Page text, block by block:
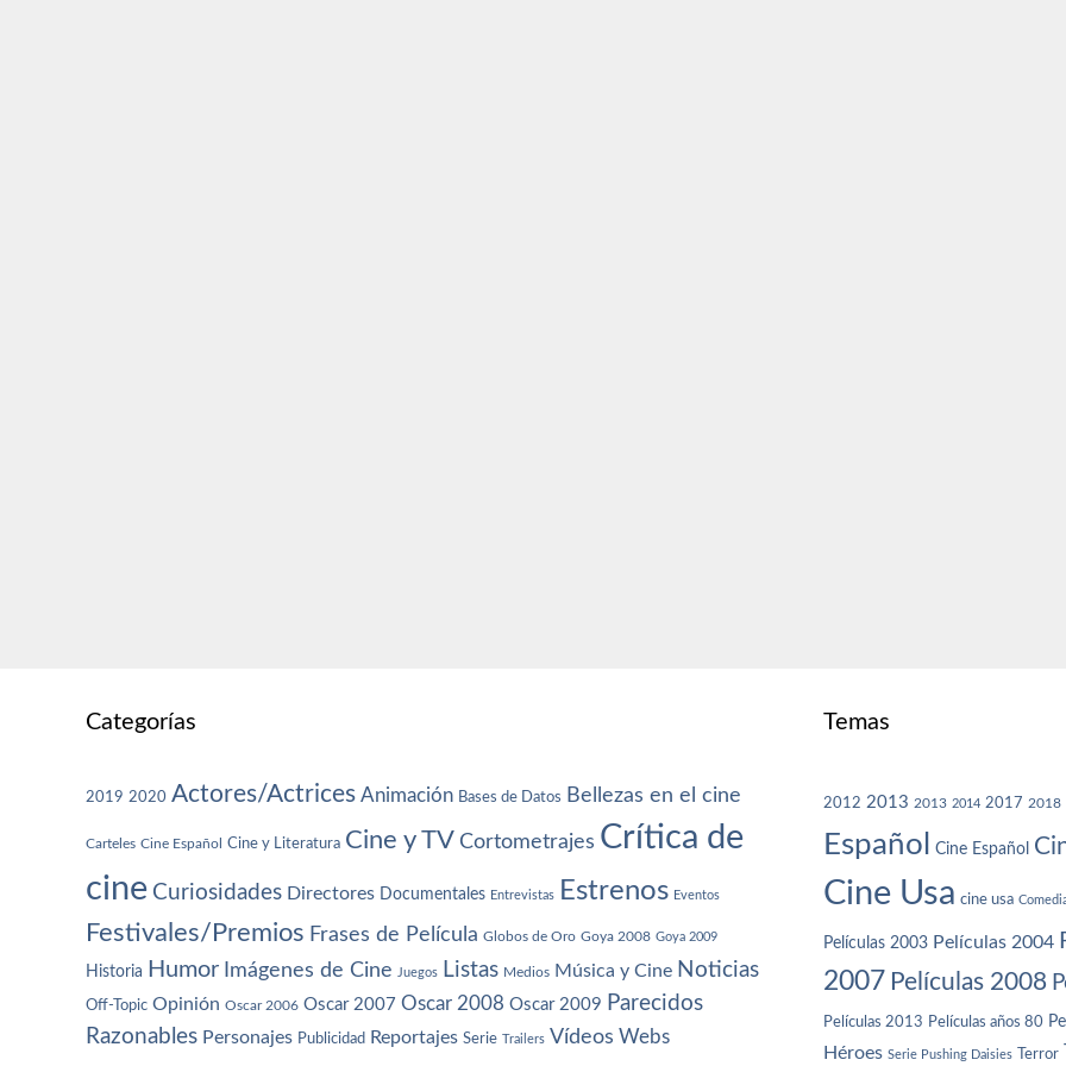
Categorías
2019 2020 Actores/Actrices Animación Bases de Datos Bellezas en el cine
Carteles Cine Español Cine y Literatura Cine y TV Cortometrajes Crítica de
cine Curiosidades Directores Documentales Entrevistas Estrenos Eventos
Festivales/Premios Frases de Película Globos de Oro Goya 2008 Goya 2009
Historia Humor Imágenes de Cine Juegos Listas Medios Música y Cine Noticias
Off-Topic Opinión Oscar 2006 Oscar 2007 Oscar 2008 Oscar 2009 Parecidos
Razonables Personajes Publicidad Reportajes Serie Trailers Vídeos Webs
Temas
2012 2013 2013 2014 2017 2018
Español Cine Español
Cine Usa cine usa
Películas 2003 Películas 2004
2007 Películas 2008
Películas 2013 Películas años 80
Héroes Serie Pushing Daisies Terror